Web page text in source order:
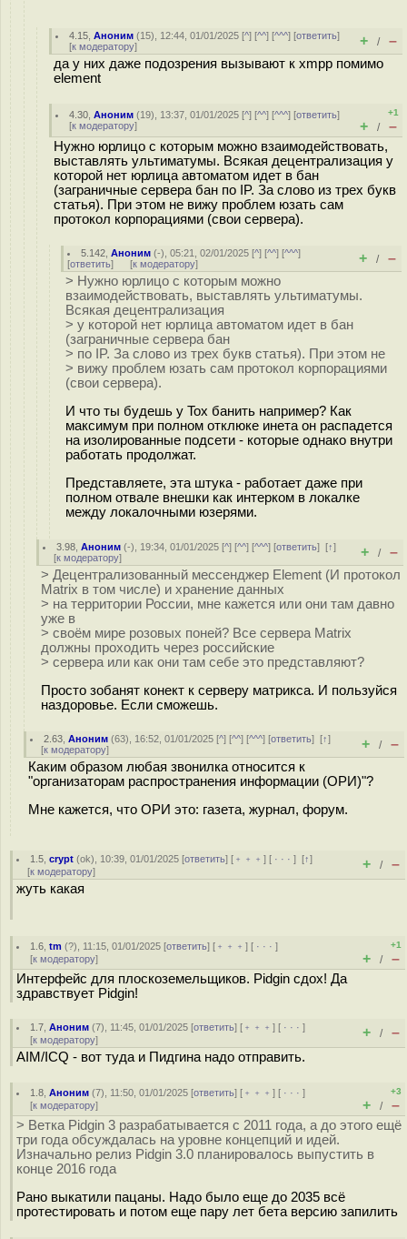
4.15 ,Аноним (15), 12:44, 01/01/2025 [^] [^^] [^^^] [ответить]
[к модератору] + / –
да у них даже подозрения вызывают к xmpp помимо
element
4.30 ,Аноним (19), 13:37, 01/01/2025 [^] [^^] [^^^] [ответить]
[к модератору]
+1
+ / –
Нужно юрлицо с которым можно взаимодействовать,
выставлять ультиматумы. Всякая децентрализация у
которой нет юрлица автоматом идет в бан
(заграничные сервера бан по IP. За слово из трех букв
статья). При этом не вижу проблем юзать сам
протокол корпорациями (свои сервера).
5.142 ,Аноним (-), 05:21, 02/01/2025 [^] [^^] [^^^]
[ответить] [к модератору] + / –
> Нужно юрлицо с которым можно
взаимодействовать, выставлять ультиматумы.
Всякая децентрализация
> у которой нет юрлица автоматом идет в бан
(заграничные сервера бан
> по IP. За слово из трех букв статья). При этом не
> вижу проблем юзать сам протокол корпорациями
(свои сервера).
И что ты будешь у Tox банить например? Как
максимум при полном отклюке инета он распадется
на изолированные подсети - которые однако внутри
работать продолжат.
Представляете, эта штука - работает даже при
полном отвале внешки как интерком в локалке
между локалочными юзерями.
3.98 ,Аноним (-), 19:34, 01/01/2025 [^] [^^] [^^^] [ответить][↑]
[к модератору] + / –
> Децентрализованный мессенджер Element (И протокол
Matrix в том числе) и хранение данных
> на территории России, мне кажется или они там давно
уже в
> своём мире розовых поней? Все сервера Matrix
должны проходить через российские
> сервера или как они там себе это представляют?
Просто зобанят конект к серверу матрикса. И пользуйся
наздоровье. Если сможешь.
2.63 ,Аноним (63), 16:52, 01/01/2025 [^] [^^] [^^^] [ответить][↑]
[к модератору] + / –
Каким образом любая звонилка относится к
"организаторам распространения информации (ОРИ)"?
Мне кажется, что ОРИ это: газета, журнал, форум.
1.5 ,crypt (ok), 10:39, 01/01/2025 [ответить] [ ﹢﹢﹢] [ · · ·][↑]
[к модератору] + / –
жуть какая
1.6 ,tm (?), 11:15, 01/01/2025 [ответить] [ ﹢﹢﹢] [ · · ·]
[к модератору]
+1
+ / –
Интерфейс для плоскоземельщиков. Pidgin сдох! Да
здравствует Pidgin!
1.7 ,Аноним (7), 11:45, 01/01/2025 [ответить] [ ﹢﹢﹢] [ · · ·]
[к модератору] + / –
AIM/ICQ - вот туда и Пидгина надо отправить.
1.8 ,Аноним (7), 11:50, 01/01/2025 [ответить] [ ﹢﹢﹢] [ · · ·]
[к модератору]
+3
+ / –
> Ветка Pidgin 3 разрабатывается с 2011 года, а до этого ещё
три года обсуждалась на уровне концепций и идей.
Изначально релиз Pidgin 3.0 планировалось выпустить в
конце 2016 года
Рано выкатили пацаны. Надо было еще до 2035 всё
протестировать и потом еще пару лет бета версию запилить